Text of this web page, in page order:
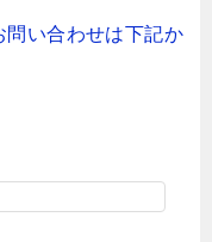
問い合わせは下記か